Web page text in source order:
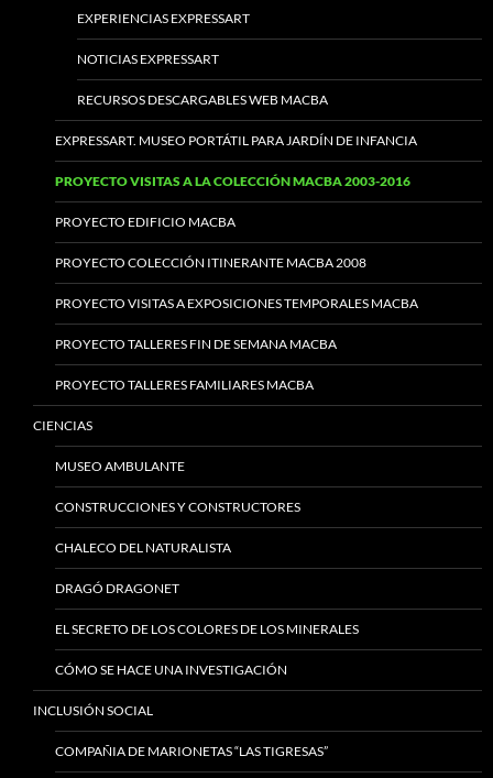
EXPERIENCIAS EXPRESSART
NOTICIAS EXPRESSART
RECURSOS DESCARGABLES WEB MACBA
EXPRESSART. MUSEO PORTÁTIL PARA JARDÍN DE INFANCIA
PROYECTO VISITAS A LA COLECCIÓN MACBA 2003-2016
PROYECTO EDIFICIO MACBA
PROYECTO COLECCIÓN ITINERANTE MACBA 2008
PROYECTO VISITAS A EXPOSICIONES TEMPORALES MACBA
PROYECTO TALLERES FIN DE SEMANA MACBA
PROYECTO TALLERES FAMILIARES MACBA
CIENCIAS
MUSEO AMBULANTE
CONSTRUCCIONES Y CONSTRUCTORES
CHALECO DEL NATURALISTA
DRAGÓ DRAGONET
EL SECRETO DE LOS COLORES DE LOS MINERALES
CÓMO SE HACE UNA INVESTIGACIÓN
INCLUSIÓN SOCIAL
COMPAÑIA DE MARIONETAS “LAS TIGRESAS”